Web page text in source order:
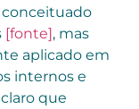
conceituado
[fonte], mas
aplicado em
internos e
que